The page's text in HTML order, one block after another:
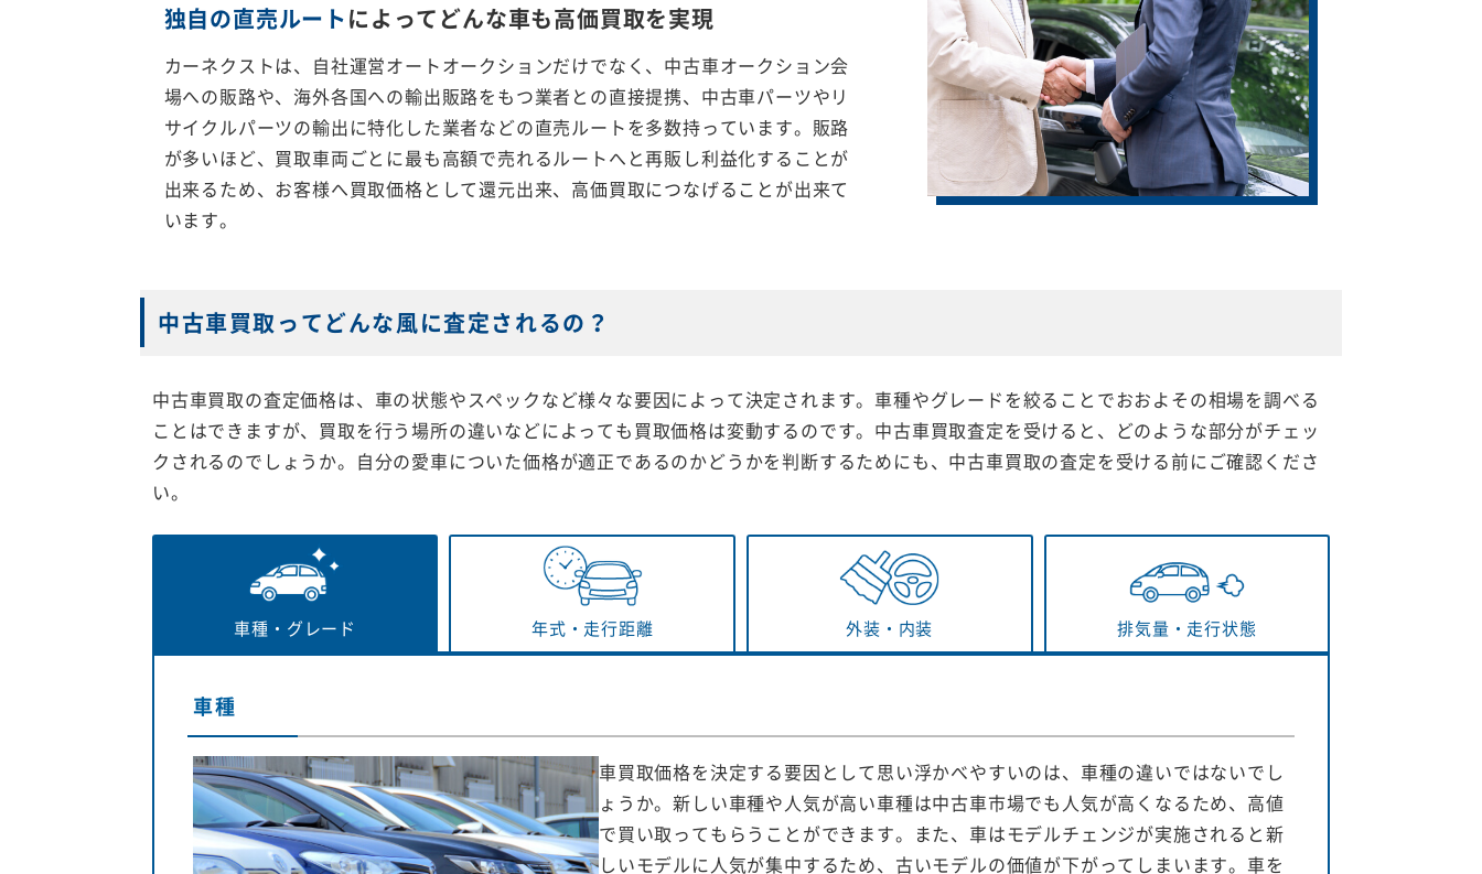
独自の直売ルートによってどんな車も高価買取を実現
カーネクストは、自社運営オートオークションだけでなく、中古車オークション会
場への販路や、海外各国への輸出販路をもつ業者との直接提携、中古車パーツやリ
サイクルパーツの輸出に特化した業者などの直売ルートを多数持っています。販路
が多いほど、買取車両ごとに最も高額で売れるルートへと再販し利益化することが
出来るため、お客様へ買取価格として還元出来、高価買取につなげることが出来て
います。
中古車買取ってどんな風に査定されるの？
中古車買取の査定価格は、車の状態やスペックなど様々な要因によって決定されます。車種やグレードを絞ることでおおよその相場を調べる
ことはできますが、買取を行う場所の違いなどによっても買取価格は変動するのです。中古車買取査定を受けると、どのような部分がチェッ
クされるのでしょうか。自分の愛車についた価格が適正であるのかどうかを判断するためにも、中古車買取の査定を受ける前にご確認くださ
い。
車種・ グレード 年式・ 走行距離 外装・ 内装 排気量・ 走行状態
車種
車買取価格を決定する要因として思い浮かべやすいのは、車種の違いではないでし
ょうか。新しい車種や人気が高い車種は中古車市場でも人気が高くなるため、高値
で買い取ってもらうことができます。また、車はモデルチェンジが実施されると新
しいモデルに人気が集中するため、古いモデルの価値が下がってしまいます。車を